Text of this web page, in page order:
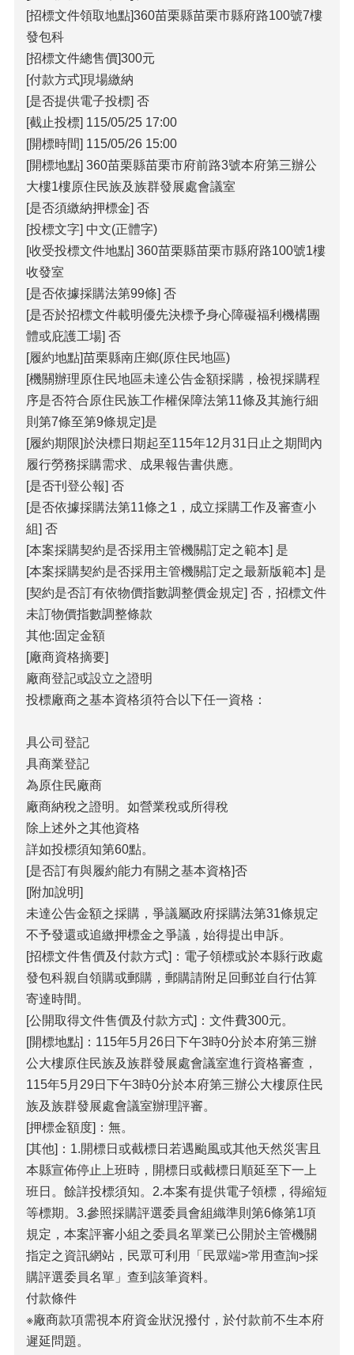
[招標文件領取地點]360苗栗縣苗栗市縣府路100號7樓
發包科
[招標文件總售價]300元
[付款方式]現場繳納
[是否提供電子投標] 否
[截止投標] 115/05/25 17:00
[開標時間] 115/05/26 15:00
[開標地點] 360苗栗縣苗栗市府前路3號本府第三辦公
大樓1樓原住民族及族群發展處會議室
[是否須繳納押標金] 否
[投標文字] 中文(正體字)
[收受投標文件地點] 360苗栗縣苗栗市縣府路100號1樓
收發室
[是否依據採購法第99條] 否
[是否於招標文件載明優先決標予身心障礙福利機構團
體或庇護工場] 否
[履約地點]苗栗縣南庄鄉(原住民地區)
[機關辦理原住民地區未達公告金額採購，檢視採購程
序是否符合原住民族工作權保障法第11條及其施行細
則第7條至第9條規定]是
[履約期限]於決標日期起至115年12月31日止之期間內
履行勞務採購需求、成果報告書供應。
[是否刊登公報] 否
[是否依據採購法第11條之1，成立採購工作及審查小
組] 否
[本案採購契約是否採用主管機關訂定之範本] 是
[本案採購契約是否採用主管機關訂定之最新版範本] 是
[契約是否訂有依物價指數調整價金規定] 否，招標文件
未訂物價指數調整條款
其他:固定金額
[廠商資格摘要]
廠商登記或設立之證明
投標廠商之基本資格須符合以下任一資格：
具公司登記
具商業登記
為原住民廠商
廠商納稅之證明。如營業稅或所得稅
除上述外之其他資格
詳如投標須知第60點。
[是否訂有與履約能力有關之基本資格]否
[附加說明]
未達公告金額之採購，爭議屬政府採購法第31條規定
不予發還或追繳押標金之爭議，始得提出申訴。
[招標文件售價及付款方式]：電子領標或於本縣行政處
發包科親自領購或郵購，郵購請附足回郵並自行估算
寄達時間。
[公開取得文件售價及付款方式]：文件費300元。
[開標地點]：115年5月26日下午3時0分於本府第三辦
公大樓原住民族及族群發展處會議室進行資格審查，
115年5月29日下午3時0分於本府第三辦公大樓原住民
族及族群發展處會議室辦理評審。
[押標金額度]：無。
[其他]：1.開標日或截標日若遇颱風或其他天然災害且
本縣宣佈停止上班時，開標日或截標日順延至下一上
班日。餘詳投標須知。2.本案有提供電子領標，得縮短
等標期。3.參照採購評選委員會組織準則第6條第1項
規定，本案評審小組之委員名單業已公開於主管機關
指定之資訊網站，民眾可利用「民眾端>常用查詢>採
購評選委員名單」查到該筆資料。
付款條件
※廠商款項需視本府資金狀況撥付，於付款前不生本府
遲延問題。